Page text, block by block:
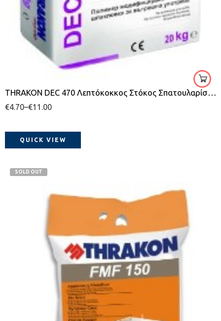
THRAKON DEC 470 Λεπτόκοκκος Στόκος Σπατουλαρίσματος – Εσωτερικής & Εξωτερικής χρήσης
€4.70–€11.00
λευκό
5kg
QUICK VIEW
SOLD OUT